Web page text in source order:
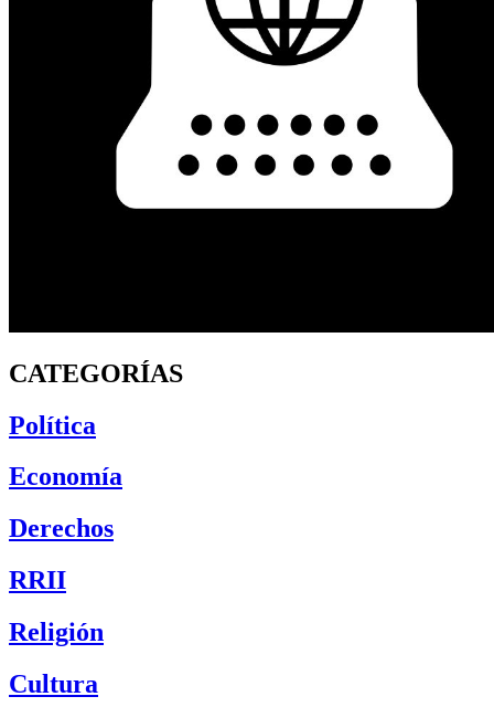
CATEGORÍAS
Política
Economía
Derechos
RRII
Religión
Cultura